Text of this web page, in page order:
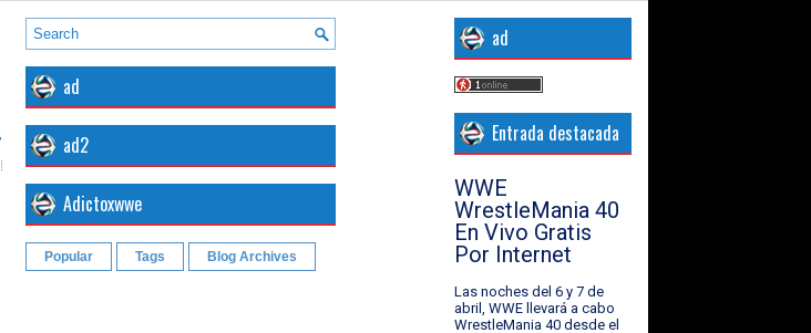
ad
ad2
Adictoxwwe
Popular Tags Blog Archives
ad
Entrada destacada
WWE
WrestleMania 40
En Vivo Gratis
Por Internet
Las noches del 6 y 7 de
abril, WWE llevará a cabo
WrestleMania 40 desde el